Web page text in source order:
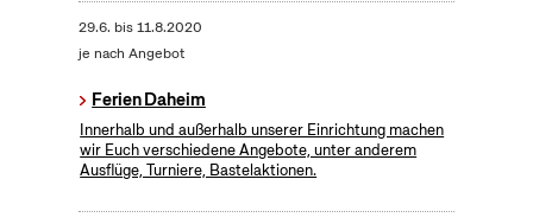
29.6. bis11.8.2020
je nach Angebot
Ferien Daheim
Innerhalb und außerhalb unserer Einrichtung machen
wir Euch verschiedene Angebote, unter anderem
Ausflüge, Turniere, Bastelaktionen.